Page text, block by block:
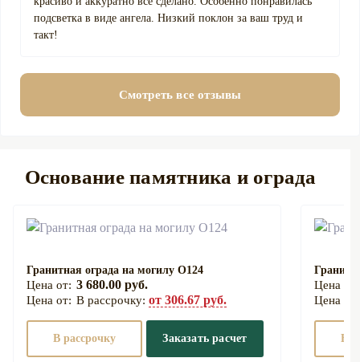
подсветка в виде ангела. Низкий поклон за ваш труд и
такт!
Смотреть все отзывы
Основание памятника и ограда
Гранитная ограда на могилу О124
3 680.00 руб.
В рассрочку: от 306.67 руб.
В рассрочку Заказать расчет В